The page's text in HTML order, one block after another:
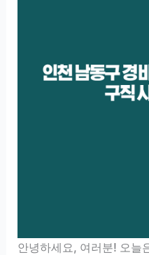
안녕하세요, 여러분! 오늘